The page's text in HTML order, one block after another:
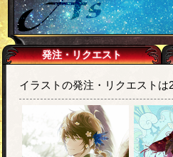
発注・リクエスト
イラストの発注・リクエスト